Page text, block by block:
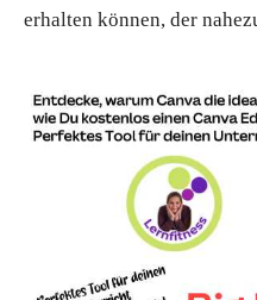
erhalten können, der